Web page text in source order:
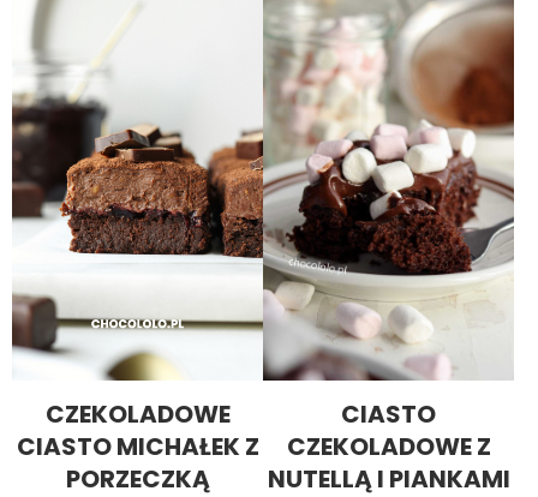
CZEKOLADOWE
CIASTO MICHAŁEK Z
PORZECZKĄ
CIASTO
CZEKOLADOWE Z
NUTELLĄ I PIANKAMI